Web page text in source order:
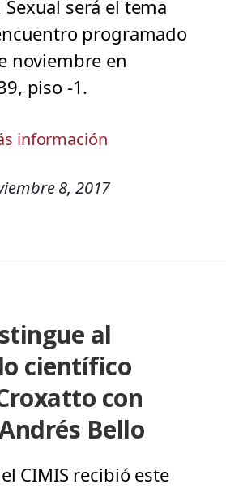
será el tema
programado
noviembre en
piso -1.
información
8, 2017
al
científico
con
Bello
CIMIS recibió este